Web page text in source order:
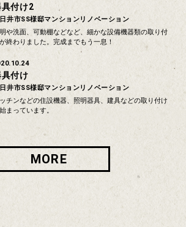
具付け2
井市SS様邸マンションリノベーション
や洗面、可動棚などなど、細かな設備機器類の取り付
終わりました。完成までもう一息！
付け
井市SS様邸マンションリノベーション
チンなどの住設機器、照明器具、建具などの取り付け
まっています。
MORE